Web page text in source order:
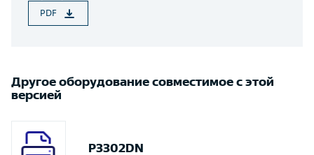
PDF
Другое оборудование совместимое с этой
версией
P3302DN